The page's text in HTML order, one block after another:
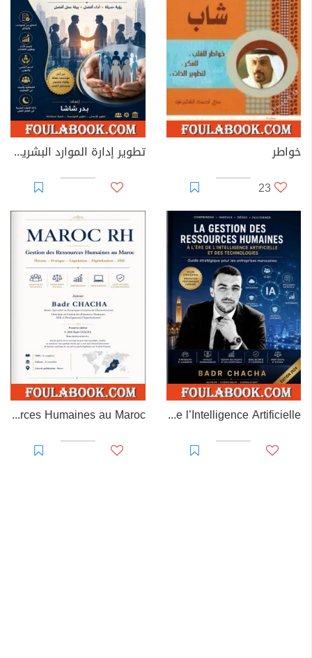
خواطر
23
تطوير إدارة الموارد البشرية في القطاعين العام والخاص
La Gestion des Ressources Humaines à l’ère de l’Intelligence Artificielle
MAROC RH – Gestion des Ressources Humaines au Maroc